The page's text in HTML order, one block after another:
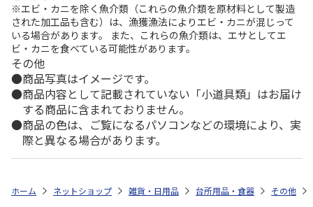
※エビ・カニを除く魚介類（これらの魚介類を原材料として製造
された加工品も含む）は、漁獲漁法によりエビ・カニが混じって
いる場合があります。 また、これらの魚介類は、エサとしてエ
ビ・カニを食べている可能性があります。
その他
商品写真はイメージです。
商品内容として記載されていない「小道具類」はお届け
する商品に含まれておりません。
商品の色は、ご覧になるパソコンなどの環境により、実
際と異なる場合があります。
ホーム ネットショップ 雑貨・日用品 台所用品・食器 その他